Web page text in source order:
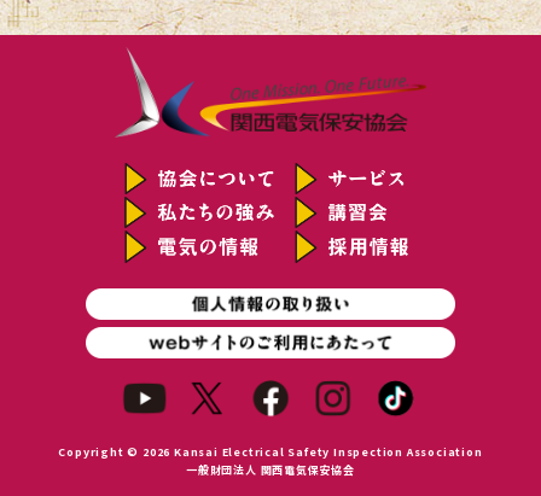
Copyright © 2026 Kansai Electrical Safety Inspection Association
一般財団法人 関西電気保安協会